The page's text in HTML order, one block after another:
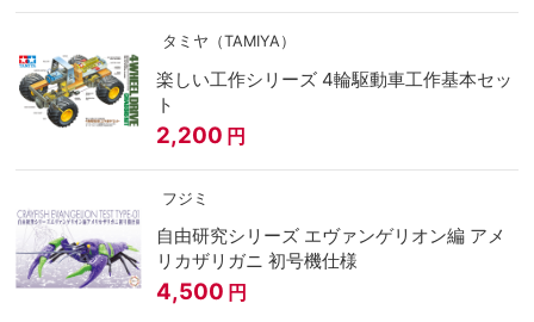
タミヤ（TAMIYA）
楽しい工作シリーズ 4輪駆動車工作基本セッ
ト
2,200 円
フジミ
自由研究シリーズ エヴァンゲリオン編 アメ
リカザリガニ 初号機仕様
4,500 円